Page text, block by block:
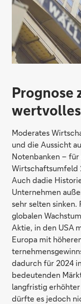
Prognose
Moderates
und die Aussicht
Notenbanken –
Wirtschaftsumfeld
Auch dadie
Unternehmen
sehr selten
globalen
Aktie, in den USA
Europa mit
dadurch für 2024
bedeutenden
langfristig
dürfte es jedoch